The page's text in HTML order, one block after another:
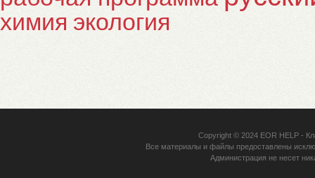
химия экология
Copyright © 2024 EOR HELP-
Все материалы и файлы предоставлены
Администрация не несет